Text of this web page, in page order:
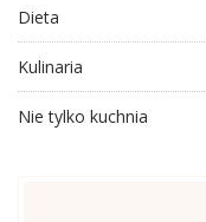
Dieta
Kulinaria
Nie tylko kuchnia